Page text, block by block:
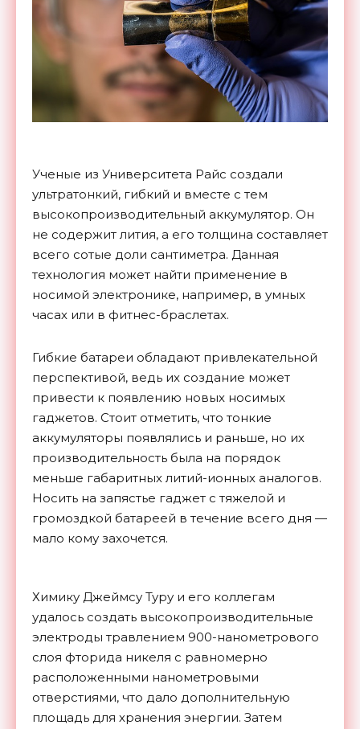
Ученые из Университета Райс создали
ультратонкий, гибкий и вместе с тем
высокопроизводительный аккумулятор. Он
не содержит лития, а его толщина составляет
всего сотые доли сантиметра. Данная
технология может найти применение в
носимой электронике, например, в умных
часах или в фитнес-браслетах.
Гибкие батареи обладают привлекательной
перспективой, ведь их создание может
привести к появлению новых носимых
гаджетов. Стоит отметить, что тонкие
аккумуляторы появлялись и раньше, но их
производительность была на порядок
меньше габаритных литий-ионных аналогов.
Носить на запястье гаджет с тяжелой и
громоздкой батареей в течение всего дня —
мало кому захочется.
Химику Джеймсу Туру и его коллегам
удалось создать высокопроизводительные
электроды травлением 900-нанометрового
слоя фторида никеля с равномерно
расположенными нанометровыми
отверстиями, что дало дополнительную
площадь для хранения энергии. Затем